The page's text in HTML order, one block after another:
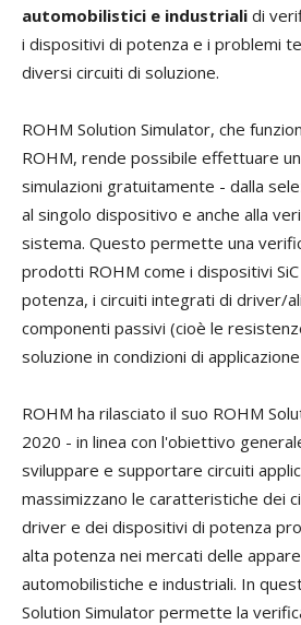
automobilistici e industriali di
i dispositivi di potenza e i problemi
diversi circuiti di soluzione.
ROHM Solution Simulator, che
ROHM, rende possibile effettuare
simulazioni gratuitamente - dalla
al singolo dispositivo e anche alla
sistema. Questo permette una
prodotti ROHM come i dispositivi
potenza, i circuiti integrati di driver/
componenti passivi (cioè le
soluzione in condizioni di
ROHM ha rilasciato il suo ROHM
2020 - in linea con l'obiettivo
sviluppare e supportare circuiti
massimizzano le caratteristiche dei
driver e dei dispositivi di potenza
alta potenza nei mercati delle
automobilistiche e industriali. In
Solution Simulator permette la